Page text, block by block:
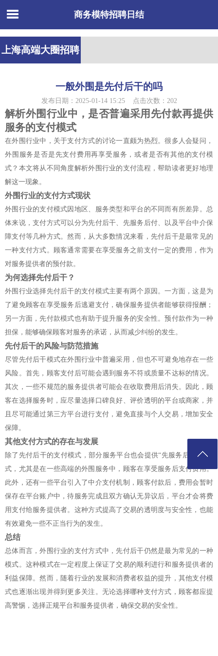
商务模特招聘日结
上海高端大圈招聘
一般外围是先付后干的吗
发布日期：2025-01-14 15:25 点击次数：202
解析外围行业中，是否普遍采用先付款再提供
服务的支付模式
在外围行业中，关于支付方式的讨论一直颇为热烈。很多人会疑问，
外围服务是否是先支付费用再享受服务，或者是否有其他的支付模
式？本文将从不同角度解析外围行业的支付流程，帮助读者更好地理
解这一现象。
外围行业的支付方式现状
外围行业的支付模式因地区、服务类型和平台的不同而有所差异。总
体来说，支付方式可以分为先付后干、先服务后付、以及平台中介保
障支付等几种方式。然而，从大多数情况来看，先付后干是最常见的
一种支付方式。顾客通常需要在享受服务之前支付一定的费用，作为
对服务提供者的预付款。
为何选择先付后干？
外围行业选择先付后干的支付模式主要有两个原因。一方面，这是为
了避免顾客在享受服务后逃避支付，确保服务提供者能够获得报酬；
另一方面，先付款模式也有助于提升服务的安全性。预付款作为一种
担保，能够确保顾客对服务的承诺，从而减少纠纷的发生。
先付后干的风险与防范措施
尽管先付后干模式在外围行业中普遍采用，但也不可避免地存在一些
风险。首先，顾客支付后可能会遇到服务不符或质量不达标的情况。
其次，一些不规范的服务提供者可能会在收取费用后消失。因此，顾
客在选择服务时，应尽量选择口碑良好、评价透明的平台或商家，并
且尽可能通过第三方平台进行支付，避免直接与个人交易，增加安全
保障。
其他支付方式的存在与发展
除了先付后干的支付模式，部分服务平台也会提供“先服务后付”的模
式，尤其是在一些高端的外围服务中，顾客在享受服务后支付费用。
此外，还有一些平台引入了中介支付机制，顾客付款后，费用会暂时
保存在平台账户中，待服务完成且双方确认无异议后，平台才会将费
用支付给服务提供者。这种方式提高了交易的透明度与安全性，也能
有效避免一些不正当行为的发生。
总结
总体而言，外围行业的支付方式中，先付后干仍然是最为常见的一种
模式。这种模式在一定程度上保证了交易的顺利进行和服务提供者的
利益保障。然而，随着行业的发展和消费者权益的提升，其他支付模
式也逐渐出现并得到更多关注。无论选择哪种支付方式，顾客都应提
高警惕，选择正规平台和服务提供者，确保交易的安全性。